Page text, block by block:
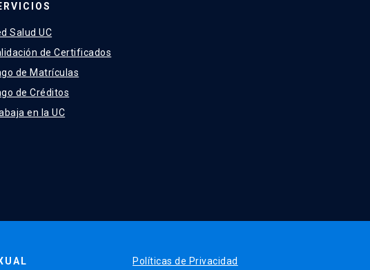
Salud UC
de Certificados
de Matrículas
de Créditos
en la UC
Políticas de Privacidad